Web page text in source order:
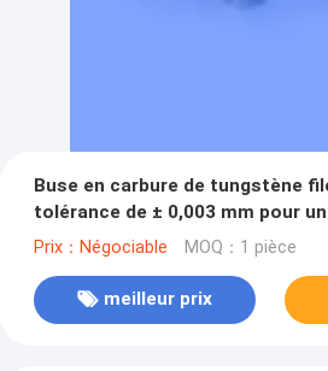
Buse en carbure de tungstène
tolérance de ± 0,003 mm pour
une résistance à la corrosion
Prix：Négociable MOQ：1 pièce
meilleur prix